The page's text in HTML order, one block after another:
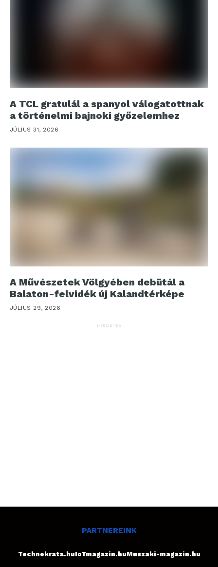
A TCL gratulál a spanyol válogatottnak
a történelmi bajnoki győzelemhez
JÚLIUS 31, 2026
A Művészetek Völgyében debütál a
Balaton-felvidék új Kalandtérképe
JÚLIUS 29, 2026
HIRDETÉS
PARTNEREINK
Technokrata.huIoTmagazin.huMuszaki-magazin.hu